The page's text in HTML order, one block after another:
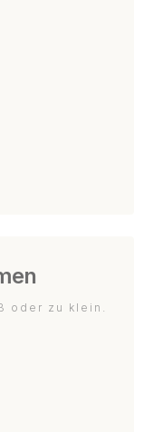
oder zu klein.